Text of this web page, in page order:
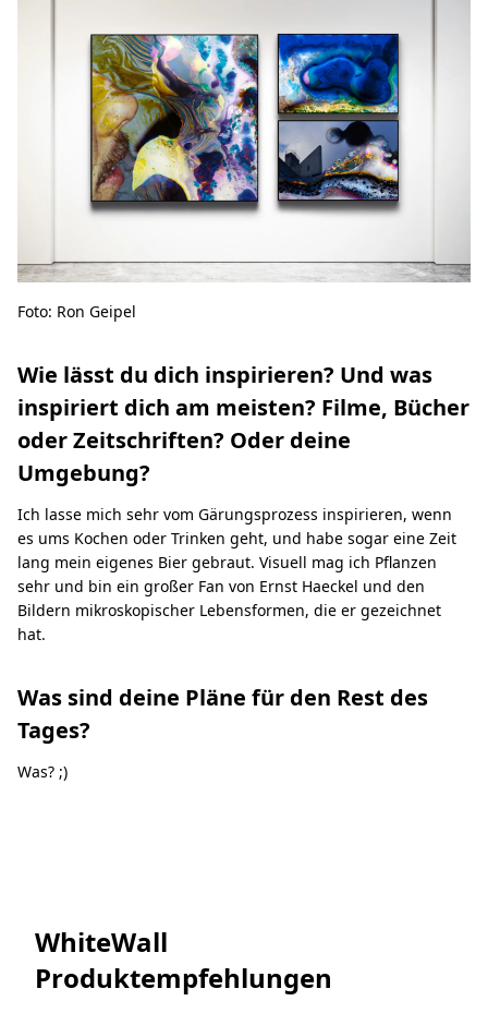
Foto: Ron Geipel
Wie lässt du dich inspirieren? Und was
inspiriert dich am meisten? Filme, Bücher
oder Zeitschriften? Oder deine
Umgebung?
Ich lasse mich sehr vom Gärungsprozess inspirieren, wenn
es ums Kochen oder Trinken geht, und habe sogar eine Zeit
lang mein eigenes Bier gebraut. Visuell mag ich Pflanzen
sehr und bin ein großer Fan von Ernst Haeckel und den
Bildern mikroskopischer Lebensformen, die er gezeichnet
hat.
Was sind deine Pläne für den Rest des
Tages?
Was? ;)
WhiteWall
Produktempfehlungen